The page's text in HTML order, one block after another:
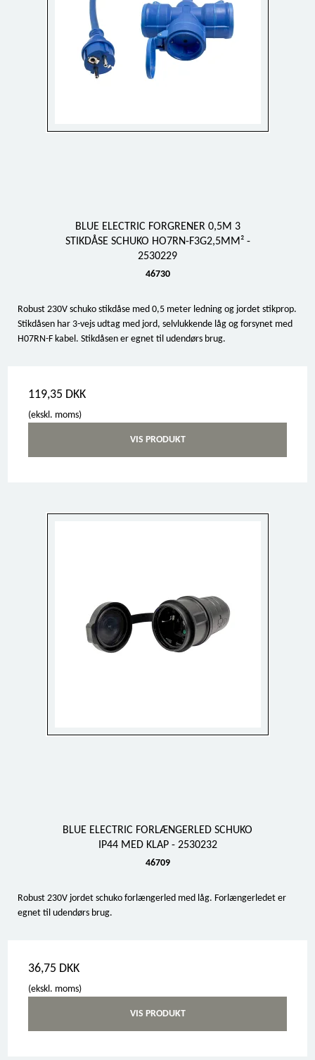
BLUE ELECTRIC FORGRENER 0,5M 3
STIKDÅSE SCHUKO HO7RN-F3G2,5MM² -
2530229
46730
Robust 230V schuko stikdåse med 0,5 meter ledning og jordet stikprop.
Stikdåsen har 3-vejs udtag med jord, selvlukkende låg og forsynet med
H07RN-F kabel. Stikdåsen er egnet til udendørs brug.
119,35 DKK
(ekskl. moms)
VIS PRODUKT
BLUE ELECTRIC FORLÆNGERLED SCHUKO
IP44 MED KLAP - 2530232
46709
Robust 230V jordet schuko forlængerled med låg. Forlængerledet er
egnet til udendørs brug.
36,75 DKK
(ekskl. moms)
VIS PRODUKT